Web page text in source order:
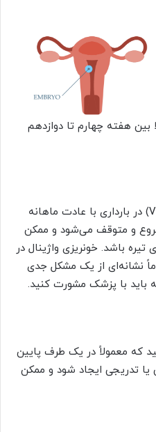
بین هفته چهارم تا دوازدهم
خونریزی واژینال (Vaginal bleeding) در بارداری با عادت ماهانه
و متوقف می‌شود و ممکن
باشد. خونریزی واژینال در
نشانه‌ای از یک مشکل جدی
باید با پزشک مشورت کنید.
که معمولاً در یک طرف پایین
تدریجی ایجاد شود و ممکن